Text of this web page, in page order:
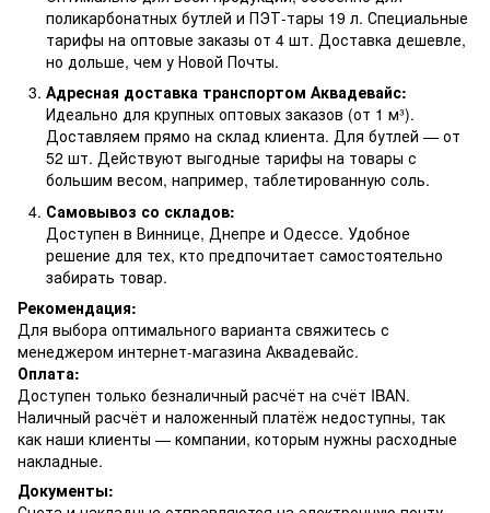
поликарбонатных бутлей и ПЭТ-тары 19 л. Специальные
тарифы на оптовые заказы от 4 шт. Доставка дешевле,
но дольше, чем у Новой Почты.
Адресная доставка транспортом Аквадевайс:
Идеально для крупных оптовых заказов (от 1 м³).
Доставляем прямо на склад клиента. Для бутлей — от
52 шт. Действуют выгодные тарифы на товары с
большим весом, например, таблетированную соль.
Самовывоз со складов:
Доступен в Виннице, Днепре и Одессе. Удобное
решение для тех, кто предпочитает самостоятельно
забирать товар.
Рекомендация:
Для выбора оптимального варианта свяжитесь с
менеджером интернет-магазина Аквадевайс.
Оплата:
Доступен только безналичный расчёт на счёт IBAN.
Наличный расчёт и наложенный платёж недоступны, так
как наши клиенты — компании, которым нужны расходные
накладные.
Документы: